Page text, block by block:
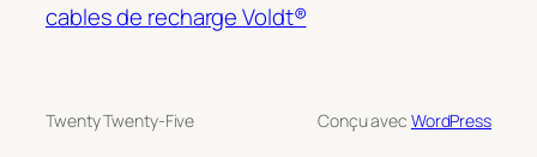
cables de recharge Voldt®
Twenty Twenty-Five Conçu avec WordPress